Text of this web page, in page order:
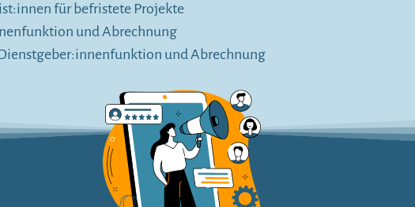
für befristete Projekte
und Abrechnung
und Abrechnung